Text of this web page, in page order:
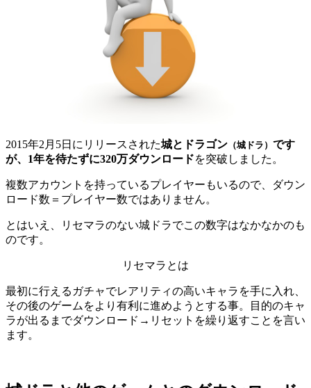
2015年2月5日にリリースされた城とドラゴン （城ドラ） です
が、1年を待たずに320万ダウンロードを突破しました。
複数アカウントを持っているプレイヤーもいるので、ダウン
ロード数＝プレイヤー数ではありません。
とはいえ、リセマラのない城ドラでこの数字はなかなかのも
のです。
リセマラとは
最初に行えるガチャでレアリティの高いキャラを手に入れ、
その後のゲームをより有利に進めようとする事。目的のキャ
ラが出るまでダウンロード→リセットを繰り返すことを言い
ます。